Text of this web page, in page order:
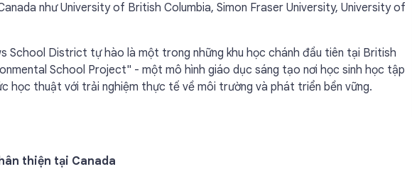
như University of British Columbia, Simon Fraser University, University of
School District tự hào là một trong những khu học chánh đầu tiên tại British
School Project" - một mô hình giáo dục sáng tạo nơi học sinh học tập
học thuật với trải nghiệm thực tế về môi trường và phát triển bền vững.
thiện tại Canada